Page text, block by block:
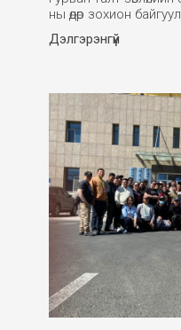
ны өдөр зохион
Дэлгэрэнгүй